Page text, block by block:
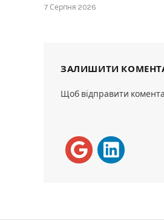
7 Серпня 2026
ЗАЛИШИТИ
Щоб відправити